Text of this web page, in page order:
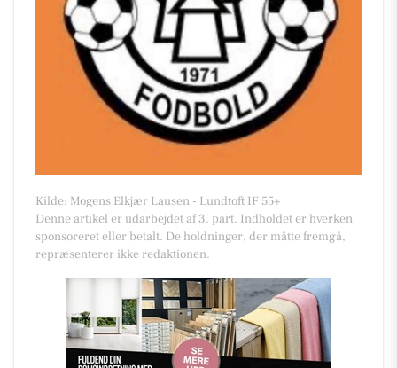
Kilde: Mogens Elkjær Lausen - Lundtoft IF 55+
Denne artikel er udarbejdet af 3. part. Indholdet er hverken
sponsoreret eller betalt. De holdninger, der måtte fremgå,
repræsenterer ikke redaktionen.